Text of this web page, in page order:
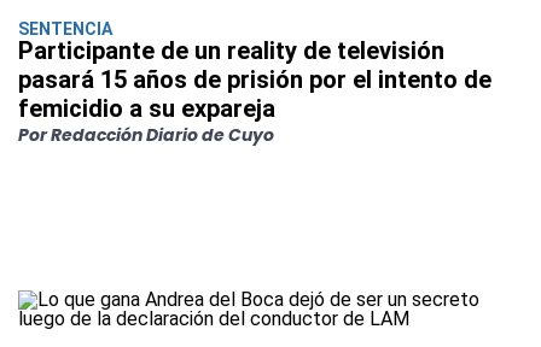
SENTENCIA
Participante de un reality de televisión
pasará 15 años de prisión por el intento de
femicidio a su expareja
Por Redacción Diario de Cuyo